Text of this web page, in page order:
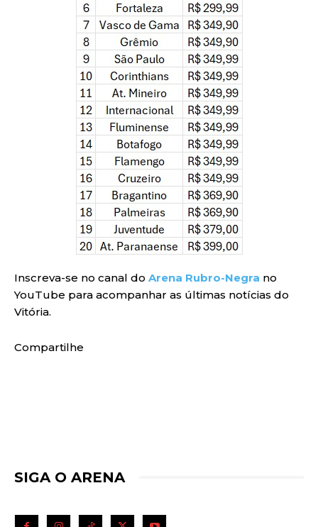
Inscreva-se no canal do Arena Rubro-Negra no
YouTube para acompanhar as últimas notícias do
Vitória.
Compartilhe
SIGA O ARENA